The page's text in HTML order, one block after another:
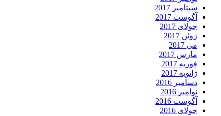
سپتامبر 2017
آگوست 2017
جولای 2017
ژوئن 2017
می 2017
مارس 2017
فوریه 2017
ژانویه 2017
دسامبر 2016
نوامبر 2016
آگوست 2016
جولای 2016